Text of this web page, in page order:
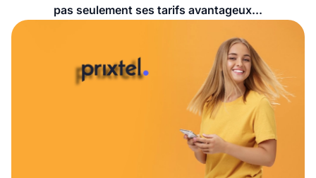
pas seulement ses tarifs avantageux...